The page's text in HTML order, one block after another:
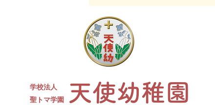
同窓会について
現４年生対象の天使幼稚園卒園生
同窓会を開催します。 たくさん
のお友達、先生が参加予定です✨
スをご用意します。水筒、上履
き、コップをお持ちください。
天使幼稚園
学校法人
​聖トマ学園